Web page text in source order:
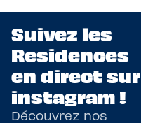
Suivez les
Residences
en direct sur
instagram !
Découvrez nos